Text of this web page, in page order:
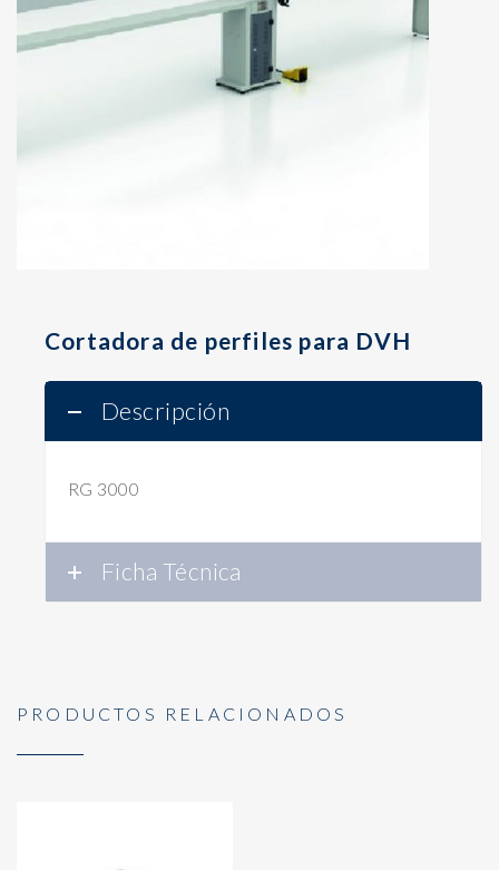
Cortadora de perfiles para DVH
Descripción
RG 3000
Ficha Técnica
PRODUCTOS RELACIONADOS